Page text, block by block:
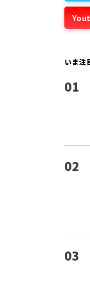
いま注
01
02
03